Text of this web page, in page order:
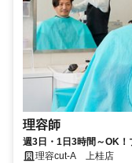
理容師
週3日・1日3時間～OK！
もう一度理容師として働
理容cut-A 上桂店